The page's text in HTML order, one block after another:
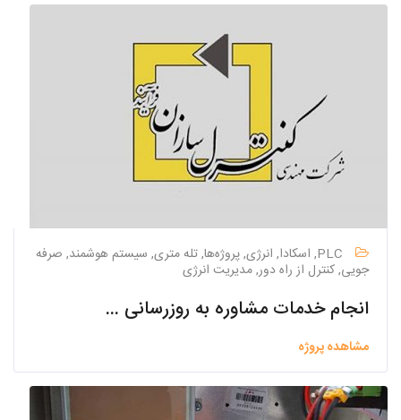
PLC, اسکادا, انرژی, پروژه‌ها, تله متری, سیستم هوشمند, صرفه
جویی, کنترل از راه دور, مدیریت انرژی
انجام خدمات مشاوره به روزرسانی مبانی طرح و انجام مطالعات مرحله دوم مدول دوم تصفیه خانه فاضلاب شهرک صنعتی مهاباد
مشاهده پروژه